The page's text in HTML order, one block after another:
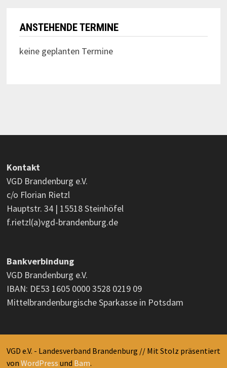
ANSTEHENDE TERMINE
keine geplanten Termine
Kontakt
VGD Brandenburg e.V.
c/o Florian Rietzl
Hauptstr. 34 | 15518 Steinhöfel
f.rietzl(a)vgd-brandenburg.de
Bankverbindung
VGD Brandenburg e.V.
IBAN: DE53 1605 0000 3528 0219 09
Mittelbrandenburgische Sparkasse in Potsdam
VGD e.V. - Landesverband Brandenburg // Mit Stolz präsentiert
von WordPress und Bam.